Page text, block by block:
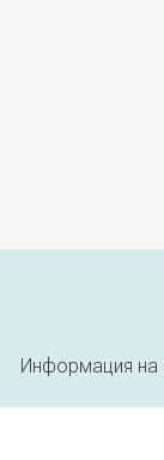
Информация на